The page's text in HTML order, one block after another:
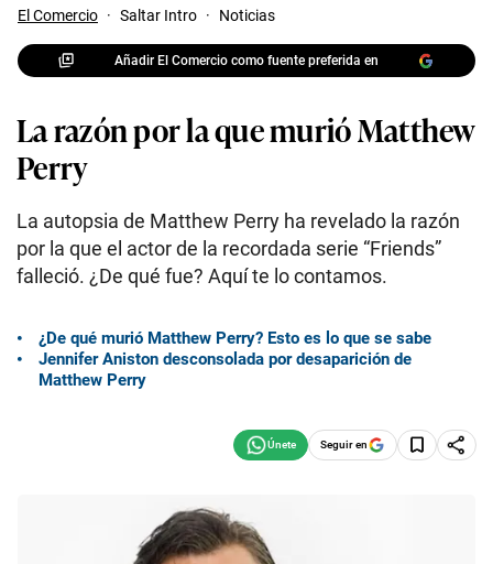
El Comercio · Saltar Intro · Noticias
Añadir El Comercio como fuente preferida en
La razón por la que murió Matthew
Perry
La autopsia de Matthew Perry ha revelado la razón
por la que el actor de la recordada serie “Friends”
falleció. ¿De qué fue? Aquí te lo contamos.
¿De qué murió Matthew Perry? Esto es lo que se sabe
Jennifer Aniston desconsolada por desaparición de
Matthew Perry
Seguir en